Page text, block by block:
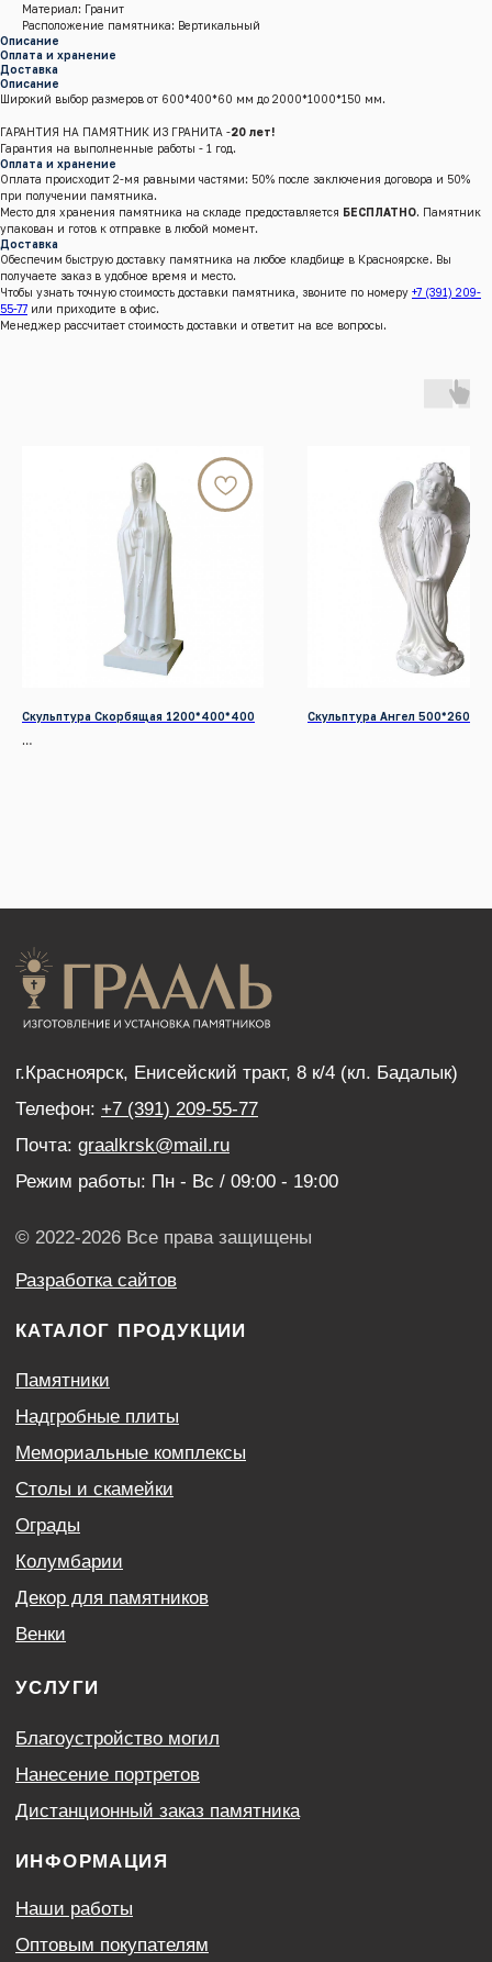
Материал: Гранит
Расположение памятника: Вертикальный
Описание
Оплата и хранение
Доставка
Описание
Широкий выбор размеров от 600*400*60 мм до 2000*1000*150 мм.
ГАРАНТИЯ НА ПАМЯТНИК ИЗ ГРАНИТА -20 лет!
Гарантия на выполненные работы - 1 год.
Оплата и хранение
Оплата происходит 2-мя равными частями: 50% после заключения договора и 50%
при получении памятника.
Место для хранения памятника на складе предоставляется БЕСПЛАТНО. Памятник
упакован и готов к отправке в любой момент.
Доставка
Обеспечим быструю доставку памятника на любое кладбище в Красноярске. Вы
получаете заказ в удобное время и место.
Чтобы узнать точную стоимость доставки памятника, звоните по номеру +7 (391) 209-
55-77 или приходите в офис.
Менеджер рассчитает стоимость доставки и ответит на все вопросы.
Скульптура Скорбящая 1200*400*400 Скульптура Ангел
КАТАЛОГ ПРОДУКЦИИ
г.Красноярск, Енисейский тракт, 8 к/4 (кл. Бадалык)
+7 (391) 209-55-77
graalkrsk@mail.ru
Режим работы: Пн - Вс / 09:00 - 19:00
Благоустройство могил
Нанесение портретов
Дистанционный заказ памятника
© 2022-2026 Все права защищены
Разработка сайтов
Наши работы
Оптовым покупателям
Политика конфиденциальности
данных